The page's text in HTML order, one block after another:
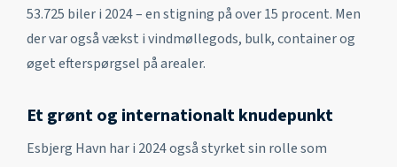
53.725 biler i 2024 – en stigning på over 15 procent. Men
der var også vækst i vindmøllegods, bulk, container og
øget efterspørgsel på arealer.
Et grønt og internationalt knudepunkt
Esbjerg Havn har i 2024 også styrket sin rolle som